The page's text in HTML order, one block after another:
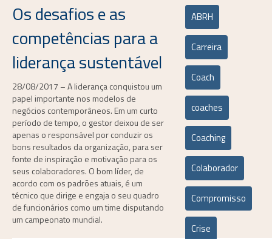
Os desafios e as
competências para a
liderança sustentável
28/08/2017 – A liderança conquistou um
papel importante nos modelos de
negócios contemporâneos. Em um curto
período de tempo, o gestor deixou de ser
apenas o responsável por conduzir os
bons resultados da organização, para ser
fonte de inspiração e motivação para os
seus colaboradores. O bom líder, de
acordo com os padrões atuais, é um
técnico que dirige e engaja o seu quadro
de funcionários como um time disputando
um campeonato mundial.
ABRH
Carreira
Coach
coaches
Coaching
Colaborador
Compromisso
Crise